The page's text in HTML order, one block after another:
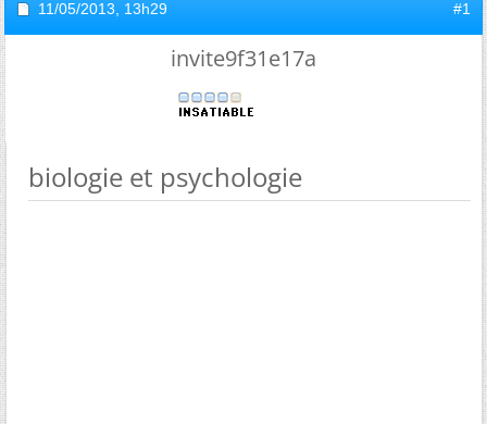
11/05/2013, 13h29 #1
invite9f31e17a
biologie et psychologie